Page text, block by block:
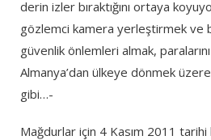
derin izler bıraktığını ortaya
gözlemci kamera yerleştirmek ve
güvenlik önlemleri almak,
Almanya’dan ülkeye dönmek
gibi…-
Mağdurlar için 4 Kasım 2011